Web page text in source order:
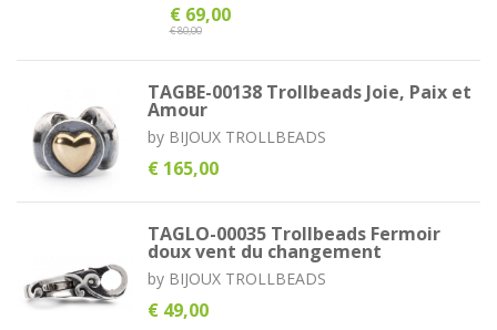
€ 69,00
€ 80,00
TAGBE-00138 Trollbeads Joie, Paix et
Amour
by BIJOUX TROLLBEADS
€ 165,00
TAGLO-00035 Trollbeads Fermoir
doux vent du changement
by BIJOUX TROLLBEADS
€ 49,00